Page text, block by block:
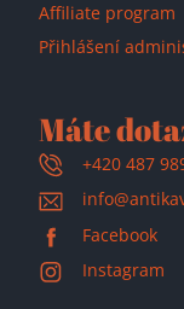
Affiliate program
Přihlášení
Máte
+420 487
Facebook
Instagram